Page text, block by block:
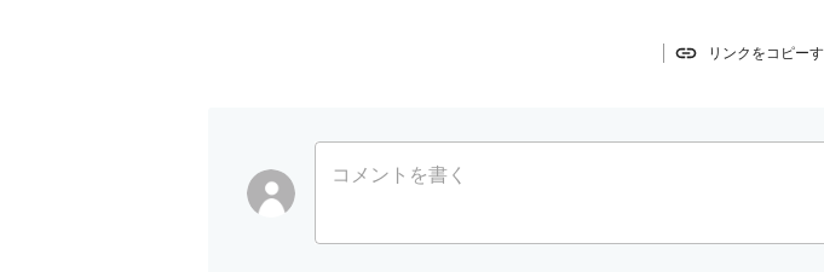
リンクをコピー
コメントを書く